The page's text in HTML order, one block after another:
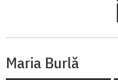
Maria Burlă